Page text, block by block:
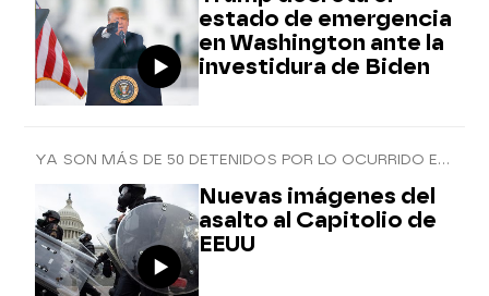
estado de emergencia
en Washington ante la
investidura de Biden
YA SON MÁS DE 50 DETENIDOS POR LO OCURRIDO EN EL CONGRESO ESTADOUNIDENSE
Nuevas imágenes del
asalto al Capitolio de
EEUU